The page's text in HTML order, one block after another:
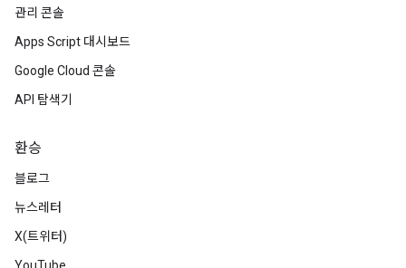
관리 콘솔
Apps Script 대시보드
Google Cloud 콘솔
API 탐색기
환승
블로그
뉴스레터
X(트위터)